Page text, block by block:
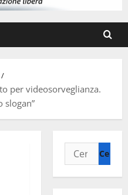
per videosorveglianza.
slogan”
Ricerca
per: